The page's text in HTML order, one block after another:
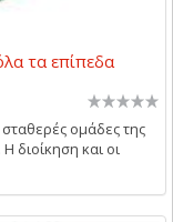
τα επίπεδα
ομάδες της
διοίκηση και οι